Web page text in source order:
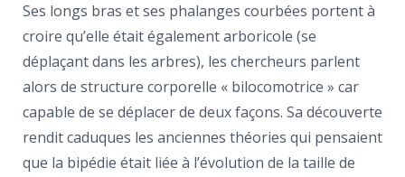
Ses longs bras et ses phalanges courbées portent à
croire qu’elle était également arboricole (se
déplaçant dans les arbres), les chercheurs parlent
alors de structure corporelle « bilocomotrice » car
capable de se déplacer de deux façons. Sa découverte
rendit caduques les anciennes théories qui pensaient
que la bipédie était liée à l’évolution de la taille de